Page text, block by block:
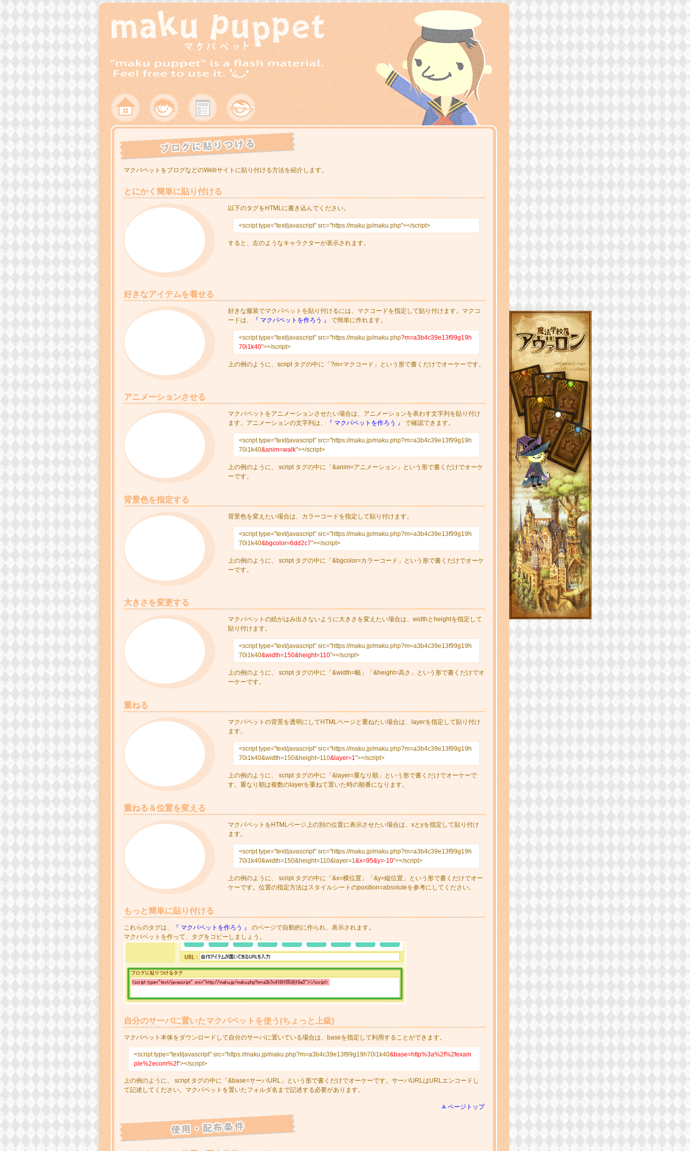
マクパペットをブログなどのWebサイトに貼り付ける方法を紹介します。
とにかく簡単に貼り付ける
以下のタグをHTMLに書き込んでください。
<script type="text/javascript" src="https://maku.jp/maku.php"></script>
すると、左のようなキャラクターが表示されます。
好きなアイテムを着せる
好きな服装でマクパペットを貼り付けるには、マクコードを指定して貼り付けます。マクコ
ードは、
『 マクパペットを作ろう 』 で簡単に作れます。
<script type="text/javascript" src="https://maku.jp/maku.php?m=a3b4c39e13f99g19h
70i1k40"></script>
上の例のように、script タグの中に「?m=マクコード」という形で書くだけでオーケーです。
アニメーションさせる
マクパペットをアニメーションさせたい場合は、アニメーションを表わす文字列を貼り付け
ます。アニメーションの文字列は、
『 マクパペットを作ろう 』 で確認できます。
<script type="text/javascript" src="https://maku.jp/maku.php?m=a3b4c39e13f99g19h
70i1k40&anim=walk"></script>
上の例のように、 script タグの中に「&anim=アニメーション」という形で書くだけでオーケ
ーです。
背景色を指定する
背景色を変えたい場合は、カラーコードを指定して貼り付けます。
<script type="text/javascript" src="https://maku.jp/maku.php?m=a3b4c39e13f99g19h
70i1k40&bgcolor=6dd2c7"></script>
上の例のように、 script タグの中に「&bgcolor=カラーコード」という形で書くだけでオーケ
ーです。
大きさを変更する
マクパペットの絵がはみ出さないように大きさを変えたい場合は、widthとheightを指定して
貼り付けます。
<script type="text/javascript" src="https://maku.jp/maku.php?m=a3b4c39e13f99g19h
70i1k40&width=150&height=110"></script>
上の例のように、 script タグの中に「&width=幅」「&height=高さ」という形で書くだけでオ
ーケーです。
重ねる
マクパペットの背景を透明にしてHTMLページと重ねたい場合は、layerを指定して貼り付け
ます。
<script type="text/javascript" src="https://maku.jp/maku.php?m=a3b4c39e13f99g19h
70i1k40&width=150&height=110&layer=1"></script>
上の例のように、 script タグの中に「&layer=重なり順」という形で書くだけでオーケーで
す。重なり順は複数のlayerを重ねて置いた時の順番になります。
重ねる＆位置を変える
マクパペットをHTMLページ上の別の位置に表示させたい場合は、xとyを指定して貼り付け
ます。
<script type="text/javascript" src="https://maku.jp/maku.php?m=a3b4c39e13f99g19h
70i1k40&width=150&height=110&layer=1&x=95&y=-10"></script>
上の例のように、 script タグの中に「&x=横位置」「&y=縦位置」という形で書くだけでオー
ケーです。位置の指定方法はスタイルシートのposition=absoluteを参考にしてください。
もっと簡単に貼り付ける
これらのタグは、 『 マクパペットを作ろう 』
のページで自動的に作られ、表示されます。
マクパペットを作って、タグをコピーしましょう。
自分のサーバに置いたマクパペットを使う(ちょっと上級)
マクパペット本体をダウンロードして自分のサーバに置いている場合は、baseを指定して利用することができます。
<script type="text/javascript" src="https://maku.jp/maku.php?m=a3b4c39e13f99g19h70i1k40&base=http%3a%2f%2fexam
ple%2ecom%2f"></script>
上の例のように、 script タグの中に「&base=サーバURL」という形で書くだけでオーケーです。サーバURLはURLエンコードし
て記述してください。マクパペットを置いたフォルダ名まで記述する必要があります。
ページトップ